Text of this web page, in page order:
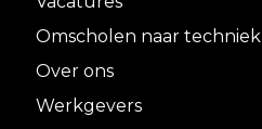
Omscholen naar techniek
Over ons
Werkgevers